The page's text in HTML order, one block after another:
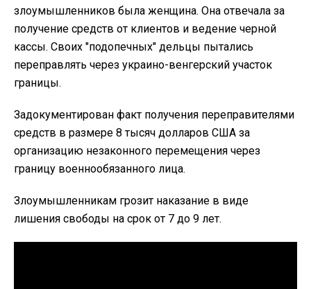
злоумышленников была женщина. Она отвечала за
получение средств от клиентов и ведение черной
кассы. Своих "подопечных" дельцы пытались
переправлять через украино-венгерский участок
границы.
Задокументирован факт получения переправителями
средств в размере 8 тысяч долларов США за
организацию незаконного перемещения через
границу военнообязанного лица.
Злоумышленникам грозит наказание в виде
лишения свободы на срок от 7 до 9 лет.